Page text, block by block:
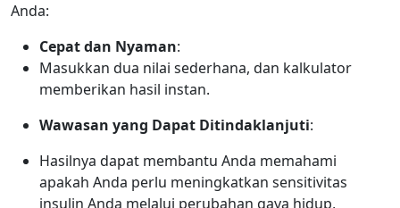
Anda:
Cepat dan Nyaman:
Masukkan dua nilai sederhana, dan kalkulator
memberikan hasil instan.
Wawasan yang Dapat Ditindaklanjuti:
Hasilnya dapat membantu Anda memahami
apakah Anda perlu meningkatkan sensitivitas
insulin Anda melalui perubahan gaya hidup,